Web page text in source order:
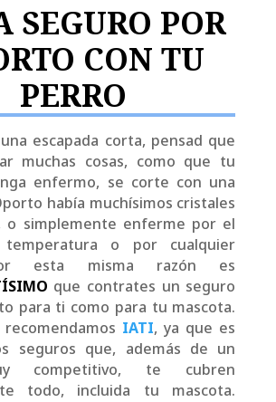
SEGURO POR
CON TU
PERRO
escapada corta, pensad que
muchas cosas, como que tu
enfermo, se corte con una
había muchísimos cristales
o simplemente enferme por el
o por cualquier
esta misma razón es
que contrates un seguro
para ti como para tu mascota.
IATI, ya que es
seguros que, además de un
competitivo, te cubren
todo, incluida tu mascota.